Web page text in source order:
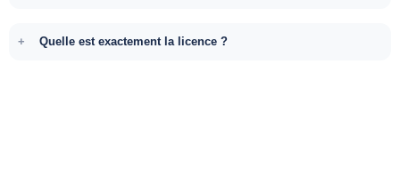
Quelle est exactement la licence ?